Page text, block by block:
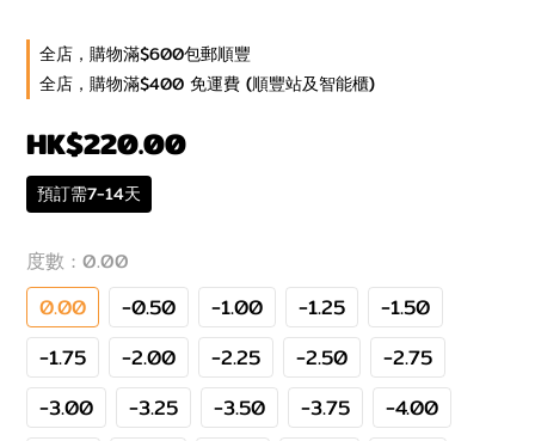
全店，購物滿$600包郵順豐
全店，購物滿$400 免運費 (順豐站及智能櫃)
HK$220.00
預訂需7-14天
度數 : 0.00
0.00 -0.50 -1.00 -1.25
-1.50
-1.75
-2.00 -2.25 -2.50
-2.75
-3.00
-3.25 -3.50 -3.75
-4.00